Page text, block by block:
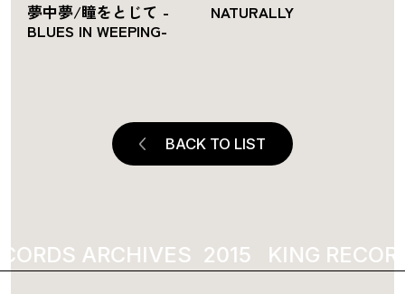
夢中夢/瞳をとじて -
BLUES IN WEEPING-
NATURALLY
BACK TO LIST
ARCHIVES KING